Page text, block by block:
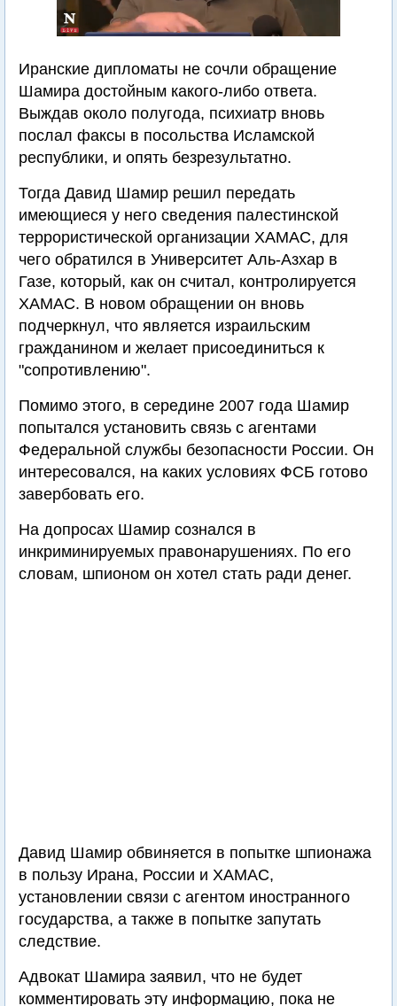
Иранские дипломаты не сочли обращение
Шамира достойным какого-либо ответа.
Выждав около полугода, психиатр вновь
послал факсы в посольства Исламской
республики, и опять безрезультатно.
Тогда Давид Шамир решил передать
имеющиеся у него сведения палестинской
террористической организации ХАМАС, для
чего обратился в Университет Аль-Азхар в
Газе, который, как он считал, контролируется
ХАМАС. В новом обращении он вновь
подчеркнул, что является израильским
гражданином и желает присоединиться к
"сопротивлению".
Помимо этого, в середине 2007 года Шамир
попытался установить связь с агентами
Федеральной службы безопасности России. Он
интересовался, на каких условиях ФСБ готово
завербовать его.
На допросах Шамир сознался в
инкриминируемых правонарушениях. По его
словам, шпионом он хотел стать ради денег.
Давид Шамир обвиняется в попытке шпионажа
в пользу Ирана, России и ХАМАС,
установлении связи с агентом иностранного
государства, а также в попытке запутать
следствие.
Адвокат Шамира заявил, что не будет
комментировать эту информацию, пока не